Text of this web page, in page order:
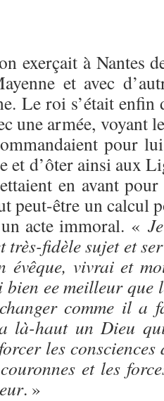
exerçait à Nantes
et avec
Le roi s’était enfin
une armée, voyant
pour
et d’ôter ainsi aux
en avant
peut-être un calcul
acte immoral. «
très-fidèle sujet et
évêque, vivrai et
bien ee meilleur que
comme il a
là-haut un Dieu
les consciences
et les
. »